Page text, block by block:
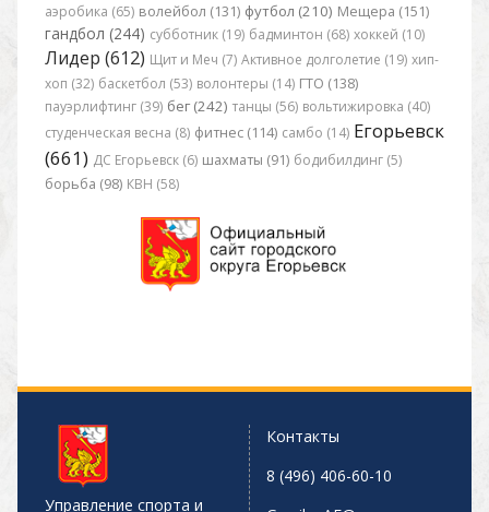
аэробика (65) волейбол (131) футбол (210) Мещера (151)
гандбол (244) субботник (19) бадминтон (68) хоккей (10)
Лидер (612) Щит и Меч (7) Активное долголетие (19) хип-
хоп (32) баскетбол (53) волонтеры (14) ГТО (138)
пауэрлифтинг (39) бег (242) танцы (56) вольтижировка (40)
студенческая весна (8) фитнес (114) самбо (14) Егорьевск
(661) ДС Егорьевск (6) шахматы (91) бодибилдинг (5)
борьба (98) КВН (58)
Управление спорта и
Контакты
8 (496) 406-60-10